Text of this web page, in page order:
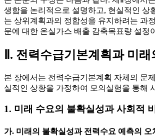
생함을 논리적으로 설명하고, 현실적인 상
는 상위계획과의 정합성을 유지하려는 과
문에 대한 온실가스 배출 감축목표량 설
Ⅱ. 전력수급기본계획과 미
본 장에서는 전력수급기본계획 자체의 문
실적인 상황을 가정하여 모의실험을 통해
1. 미래 수요의 불확실성과 사회적
가. 미래의 불확실성과 전력수요 예측의 오